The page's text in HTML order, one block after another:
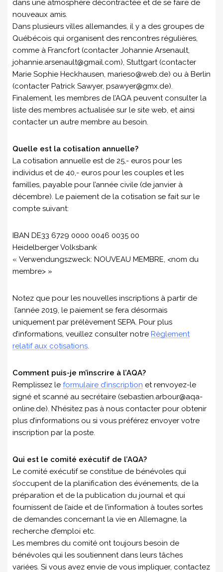
dans une atmosphère décontractée et de se faire de
nouveaux amis.
Dans plusieurs villes allemandes, il y a des groupes de
Québécois qui organisent des rencontres régulières,
comme à Francfort (contacter Johannie Arsenault,
johannie.arsenault@gmail.com), Stuttgart (contacter
Marie Sophie Heckhausen, marieso@web.de) ou à Berlin
(contacter Patrick Sawyer, psawyer@gmx.de).
Finalement, les membres de l’AQA peuvent consulter la
liste des membres actualisée sur le site web, et ainsi
contacter un autre membre au besoin.
Quelle est la cotisation annuelle?
La cotisation annuelle est de 25,- euros pour les
individus et de 40,- euros pour les couples et les
familles, payable pour l’année civile (de janvier à
décembre). Le paiement de la cotisation se fait sur le
compte suivant:
IBAN DE33 6729 0000 0046 0035 00
Heidelberger Volksbank
« Verwendungszweck: NOUVEAU MEMBRE, <nom du
membre> »
Notez que pour les nouvelles inscriptions à partir de
l’année 2019, le paiement se fera désormais
uniquement par prélèvement SEPA. Pour plus
d’informations, veuillez consulter notre Règlement
relatif aux cotisations.
Comment puis-je m’inscrire à l’AQA?
Remplissez le formulaire d’inscription et renvoyez-le
signé et scanné au secrétaire (sebastien.arbour@aqa-
online.de). N’hésitez pas à nous contacter pour obtenir
plus d’informations ou si vous préférez envoyer votre
inscription par la poste.
Qui est le comité exécutif de l’AQA?
Le comité exécutif se constitue de bénévoles qui
s’occupent de la planification des événements, de la
préparation et de la publication du journal et qui
fournissent de l’aide et de l’information à toutes sortes
de demandes concernant la vie en Allemagne, la
recherche d’emploi etc.
Les membres du comité ont toujours besoin de
bénévoles qui les soutiennent dans leurs tâches
variées. Si vous avez envie de vous impliquer, contactez